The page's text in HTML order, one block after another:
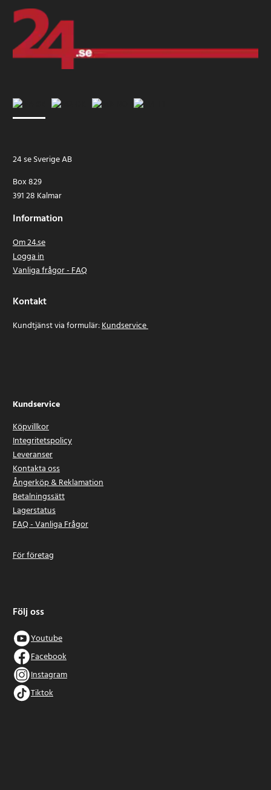
24 se Sverige AB
Box 829
391 28 Kalmar
Information
Om 24.se
Logga in
Vanliga frågor - FAQ
Kontakt
Kundtjänst via formulär:Kundservice
Kundservice
Köpvillkor
Integritetspolicy
Leveranser
Kontakta oss
Ångerköp & Reklamation
Betalningssätt
Lagerstatus
FAQ - Vanliga Frågor
För företag
Följ oss
Youtube
Facebook
Instagram
Tiktok